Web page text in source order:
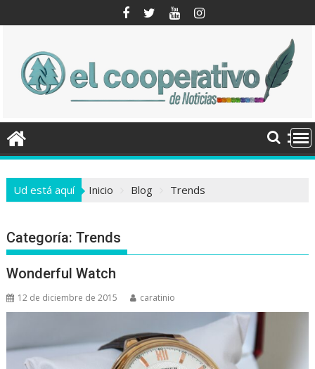
al
Ud está aquí Inicio Blog Trends
Categoría:Trends
Wonderful Watch
12 de diciembre de 2015 caratinio